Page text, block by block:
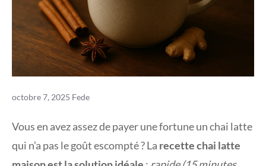
octobre 7, 2025 Fede
Vous en avez assez de payer une fortune un chai latte
qui n’a pas le goût escompté ? La recette chai latte